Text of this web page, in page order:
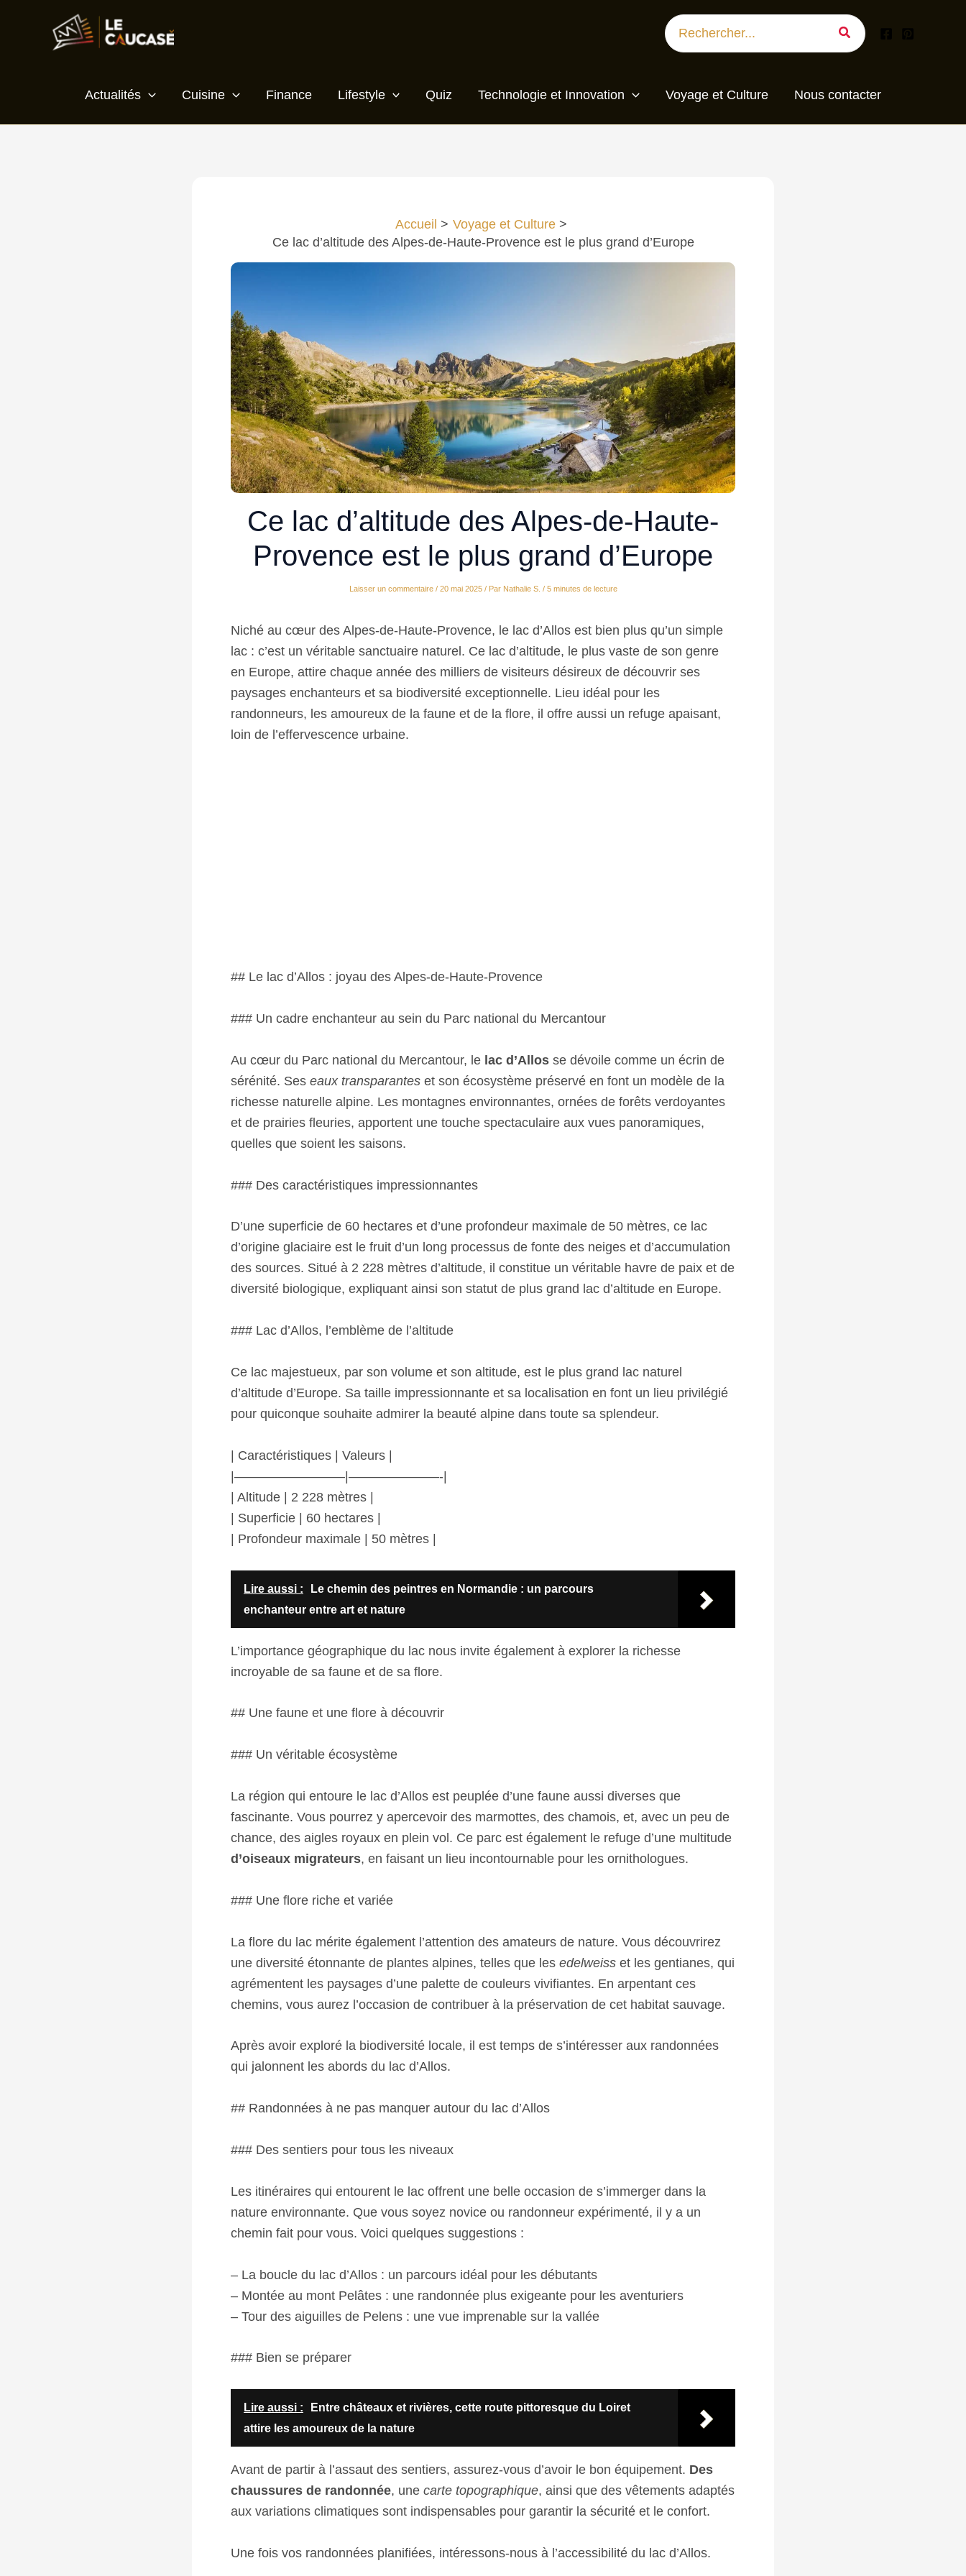
Search
for:
Actualités Cuisine Finance Lifestyle Quiz Technologie et Innovation Voyage et Culture Nous contacter
Accueil
Voyage et Culture
Ce lac d’altitude des Alpes-de-Haute-Provence est le plus grand d’Europe
Ce lac d’altitude des Alpes-de-Haute-
Provence est le plus grand d’Europe
Laisser un commentaire / 20 mai 2025 / Par Nathalie S. / 5 minutes de lecture
Niché au cœur des Alpes-de-Haute-Provence, le lac d’Allos est bien plus qu’un simple
lac : c’est un véritable sanctuaire naturel. Ce lac d’altitude, le plus vaste de son genre
en Europe, attire chaque année des milliers de visiteurs désireux de découvrir ses
paysages enchanteurs et sa biodiversité exceptionnelle. Lieu idéal pour les
randonneurs, les amoureux de la faune et de la flore, il offre aussi un refuge apaisant,
loin de l’effervescence urbaine.
## Le lac d’Allos : joyau des Alpes-de-Haute-Provence
### Un cadre enchanteur au sein du Parc national du Mercantour
Au cœur du Parc national du Mercantour, le lac d’Allos se dévoile comme un écrin de
sérénité. Ses eaux transparantes et son écosystème préservé en font un modèle de la
richesse naturelle alpine. Les montagnes environnantes, ornées de forêts verdoyantes
et de prairies fleuries, apportent une touche spectaculaire aux vues panoramiques,
quelles que soient les saisons.
### Des caractéristiques impressionnantes
D’une superficie de 60 hectares et d’une profondeur maximale de 50 mètres, ce lac
d’origine glaciaire est le fruit d’un long processus de fonte des neiges et d’accumulation
des sources. Situé à 2 228 mètres d’altitude, il constitue un véritable havre de paix et de
diversité biologique, expliquant ainsi son statut de plus grand lac d’altitude en Europe.
### Lac d’Allos, l’emblème de l’altitude
Ce lac majestueux, par son volume et son altitude, est le plus grand lac naturel
d’altitude d’Europe. Sa taille impressionnante et sa localisation en font un lieu privilégié
pour quiconque souhaite admirer la beauté alpine dans toute sa splendeur.
| Caractéristiques | Valeurs |
|————————–|———————-|
| Altitude | 2 228 mètres |
| Superficie | 60 hectares |
| Profondeur maximale | 50 mètres |
Lire aussi :
Le chemin des peintres en Normandie : un parcours
enchanteur entre art et nature
L’importance géographique du lac nous invite également à explorer la richesse
incroyable de sa faune et de sa flore.
## Une faune et une flore à découvrir
### Un véritable écosystème
La région qui entoure le lac d’Allos est peuplée d’une faune aussi diverses que
fascinante. Vous pourrez y apercevoir des marmottes, des chamois, et, avec un peu de
chance, des aigles royaux en plein vol. Ce parc est également le refuge d’une multitude
d’oiseaux migrateurs, en faisant un lieu incontournable pour les ornithologues.
### Une flore riche et variée
La flore du lac mérite également l’attention des amateurs de nature. Vous découvrirez
une diversité étonnante de plantes alpines, telles que les edelweiss et les gentianes, qui
agrémentent les paysages d’une palette de couleurs vivifiantes. En arpentant ces
chemins, vous aurez l’occasion de contribuer à la préservation de cet habitat sauvage.
Après avoir exploré la biodiversité locale, il est temps de s’intéresser aux randonnées
qui jalonnent les abords du lac d’Allos.
## Randonnées à ne pas manquer autour du lac d’Allos
### Des sentiers pour tous les niveaux
Les itinéraires qui entourent le lac offrent une belle occasion de s’immerger dans la
nature environnante. Que vous soyez novice ou randonneur expérimenté, il y a un
chemin fait pour vous. Voici quelques suggestions :
– La boucle du lac d’Allos : un parcours idéal pour les débutants
– Montée au mont Pelâtes : une randonnée plus exigeante pour les aventuriers
– Tour des aiguilles de Pelens : une vue imprenable sur la vallée
### Bien se préparer
Lire aussi :
Entre châteaux et rivières, cette route pittoresque du Loiret
attire les amoureux de la nature
Avant de partir à l’assaut des sentiers, assurez-vous d’avoir le bon équipement. Des
chaussures de randonnée, une carte topographique, ainsi que des vêtements adaptés
aux variations climatiques sont indispensables pour garantir la sécurité et le confort.
Une fois vos randonnées planifiées, intéressons-nous à l’accessibilité du lac d’Allos.